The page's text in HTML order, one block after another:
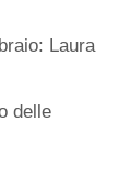
Laura
delle